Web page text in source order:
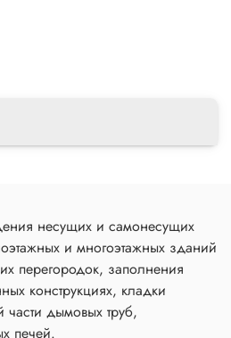
несущих и самонесущих
и многоэтажных зданий
перегородок, заполнения
конструкциях, кладки
части дымовых труб,
печей.